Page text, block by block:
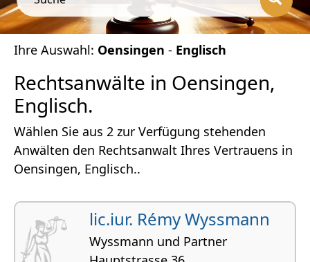
Ihre Auswahl: Oensingen - Englisch
Rechtsanwälte in Oensingen,
Englisch.
Wählen Sie aus 2 zur Verfügung stehenden
Anwälten den Rechtsanwalt Ihres Vertrauens in
Oensingen, Englisch..
lic.iur. Rémy Wyssmann
Wyssmann und Partner